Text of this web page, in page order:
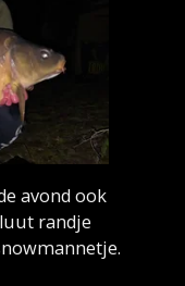
avond ook
randje